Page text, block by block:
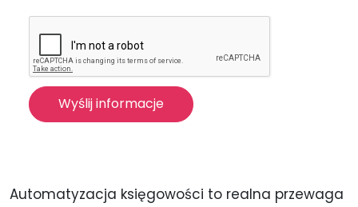
e
d
a
o
Wyślij informacje
Automatyzacja księgowości to realna przewaga